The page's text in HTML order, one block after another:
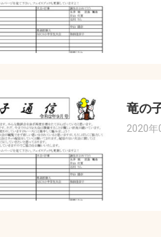
竜の
2020年